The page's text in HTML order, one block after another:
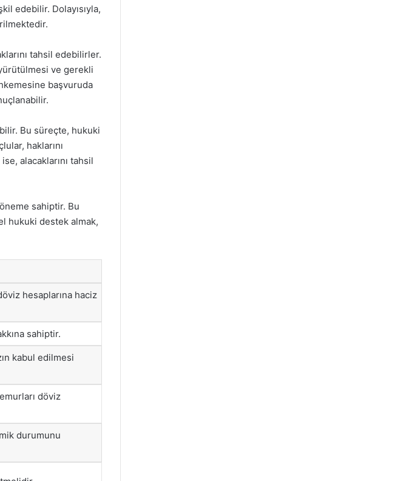
edebilir. Dolayısıyla,
tahsil edebilirler.
ve gerekli
başvuruda
Bu süreçte, hukuki
haklarını
alacaklarını tahsil
sahiptir. Bu
hukuki destek almak,
hesaplarına haciz
sahiptir.
kabul edilmesi
döviz
durumunu